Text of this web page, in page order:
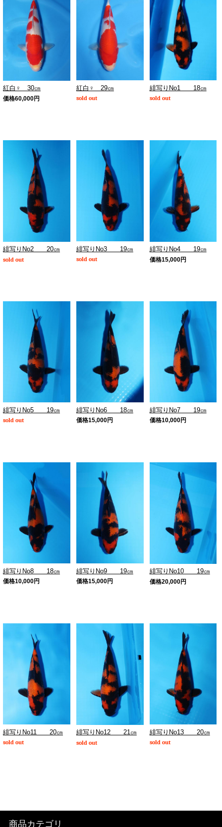
紅白♀ 30㎝
価格60,000円
紅白♀ 29㎝
sold out
緋写りNo1 18㎝
sold out
緋写りNo2 20㎝
sold out
緋写りNo3 19㎝
sold out
緋写りNo4 19㎝
価格15,000円
緋写りNo5 19㎝
sold out
緋写りNo6 18㎝
価格15,000円
緋写りNo7 19㎝
価格10,000円
緋写りNo8 18㎝
価格10,000円
緋写りNo9 19㎝
価格15,000円
緋写りNo10 19㎝
価格20,000円
緋写りNo11 20㎝
sold out
緋写りNo12 21㎝
sold out
緋写りNo13 20㎝
sold out
商品カテゴリ